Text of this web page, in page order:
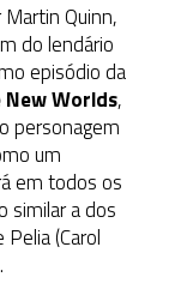
Quinn,
do lendário
episódio da
Worlds,
personagem
um
em todos os
similar a dos
(Carol